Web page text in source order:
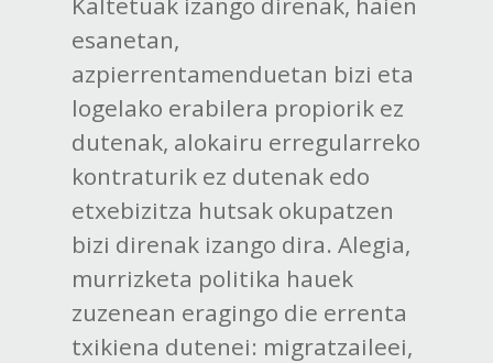
esanetan,
azpierrentamenduetan bizi eta
logelako erabilera propiorik ez
dutenak, alokairu erregularreko
kontraturik ez dutenak edo
etxebizitza hutsak okupatzen
bizi direnak izango dira. Alegia,
murrizketa politika hauek
zuzenean eragingo die errenta
txikiena dutenei: migratzaileei,